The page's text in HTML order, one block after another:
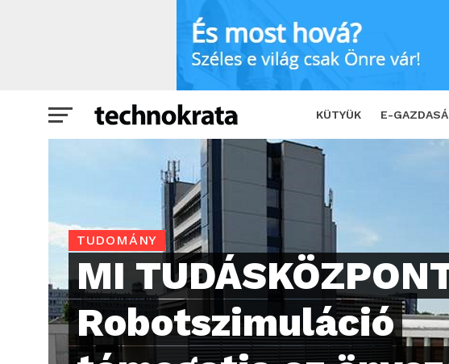
KÜTYÜK E-
MI TUDÁSKÖZPONTOK: Robotszimuláció
TUDOMÁNY
MI
Robotszimuláció